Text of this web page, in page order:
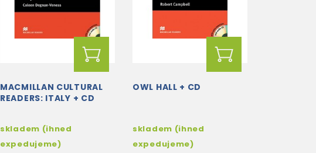
MACMILLAN CULTURAL
READERS: ITALY + CD
skladem (ihned
expedujeme)
OWL HALL + CD
skladem (ihned
expedujeme)